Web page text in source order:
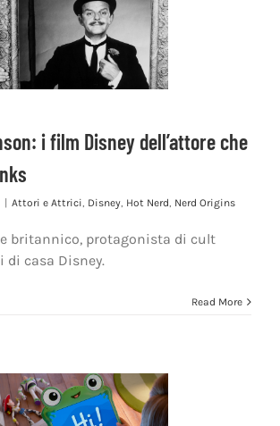
i film Disney dell’attore che
Attori e Attrici, Disney, Hot Nerd, Nerd Origins
britannico, protagonista di cult
casa Disney.
Read More